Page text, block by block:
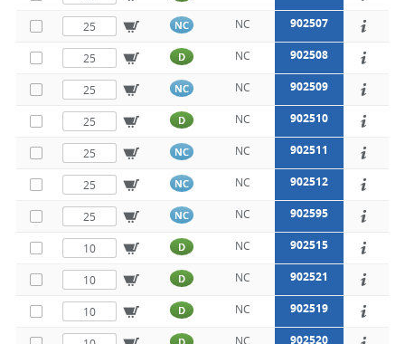
NC NC 902507
D NC 902508
NC NC 902509
D NC 902510
NC NC 902511
NC NC 902512
NC NC 902595
D NC 902515
D NC 902521
D NC 902519
NC 902520